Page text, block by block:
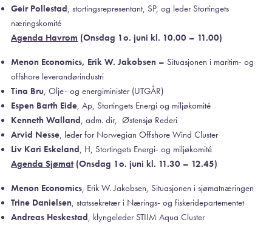
Geir Pollestad, stortingsrepresentant, SP, og leder Stortingets
næringskomité
Agenda Havrom (Onsdag 1o. juni kl. 10.00 – 11.00)
Menon Economics, Erik W. Jakobsen – Situasjonen i maritim- og
offshore leverandørindustri
Tina Bru, Olje- og energiminister (UTGÅR)
Espen Barth Eide, Ap, Stortingets Energi og miljøkomité
Kenneth Walland, adm. dir, Østensjø Rederi
Arvid Nesse, leder for Norwegian Offshore Wind Cluster
Liv Kari Eskeland, H, Stortingets Energi- og miljøkomité
Agenda Sjømat (Onsdag 1o. juni kl. 11.30 – 12.45)
Menon Economics, Erik W. Jakobsen, Situasjonen i sjømatnæringen
Trine Danielsen, statssekretær i Nærings- og fiskeridepartementet
Andreas Heskestad, klyngeleder STIIM Aqua Cluster